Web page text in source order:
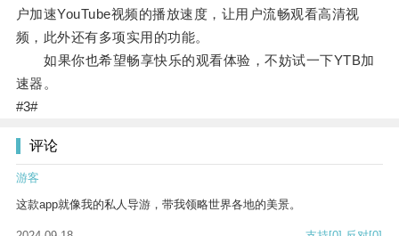
户加速YouTube视频的播放速度，让用户流畅观看高清视
频，此外还有多项实用的功能。
如果你也希望畅享快乐的观看体验，不妨试一下YTB加
速器。
#3#
评论
游客
这款app就像我的私人导游，带我领略世界各地的美景。